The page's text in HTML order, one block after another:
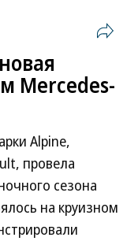
Mercedes-
Alpine,
провела
сезона
на круизном